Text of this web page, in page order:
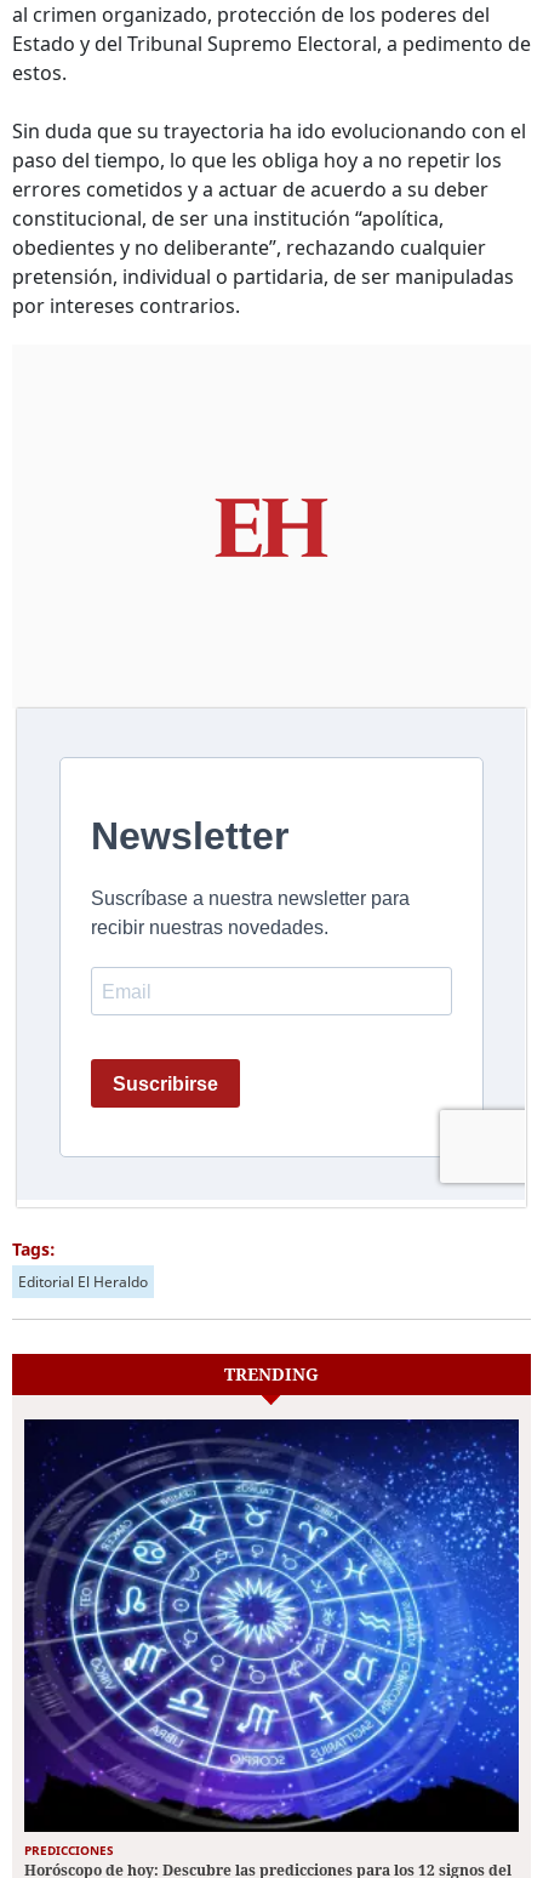
al crimen organizado, protección de los poderes del
Estado y del Tribunal Supremo Electoral, a pedimento de
estos.
Sin duda que su trayectoria ha ido evolucionando con el
paso del tiempo, lo que les obliga hoy a no repetir los
errores cometidos y a actuar de acuerdo a su deber
constitucional, de ser una institución “apolítica,
obedientes y no deliberante”, rechazando cualquier
pretensión, individual o partidaria, de ser manipuladas
por intereses contrarios.
Tags:
Editorial El Heraldo
TRENDING
PREDICCIONES
Horóscopo de hoy: Descubre las predicciones para los 12 signos del